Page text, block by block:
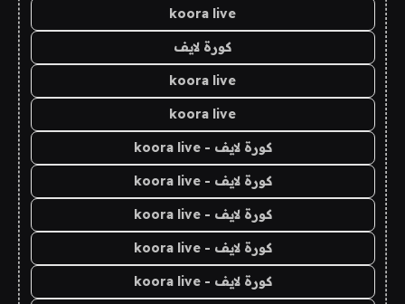
koora live
كورة لايف
koora live
koora live
كورة لايف - koora live
كورة لايف - koora live
كورة لايف - koora live
كورة لايف - koora live
كورة لايف - koora live